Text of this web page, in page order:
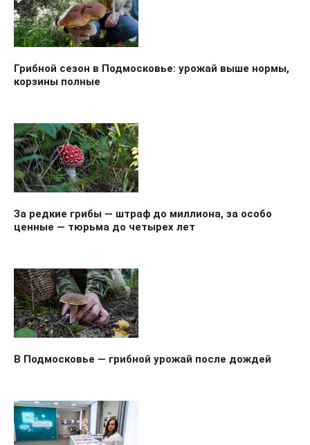
Грибной сезон в Подмосковье: урожай выше нормы,
корзины полные
За редкие грибы — штраф до миллиона, за особо
ценные — тюрьма до четырех лет
В Подмосковье — грибной урожай после дождей